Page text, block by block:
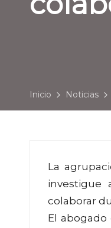
Inicio Noticias
La
investigue
colaborar
El abogado